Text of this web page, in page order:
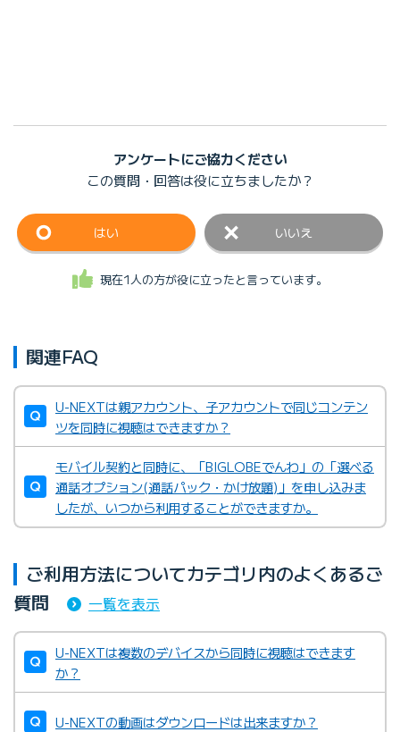
アンケートにご協力ください
この質問・回答は役に立ちましたか？
はい いいえ
現在1人の方が役に立ったと言っています。
関連FAQ
U-NEXTは親アカウント、子アカウントで同じコンテン
ツを同時に視聴はできますか？
モバイル契約と同時に、「BIGLOBEでんわ」の「選べる
通話オプション(通話パック・かけ放題)」を申し込みま
したが、いつから利用することができますか。
ご利用方法についてカテゴリ内のよくあるご
質問
一覧を表示
U-NEXTは複数のデバイスから同時に視聴はできます
か？
U-NEXTの動画はダウンロードは出来ますか？